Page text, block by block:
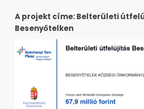
A projekt címe: Belterületi
Besenyőtelken